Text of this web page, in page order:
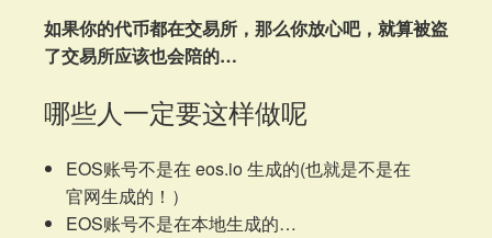
如果你的代币都在交易所，那么你放心吧，就算被盗
了交易所应该也会陪的…
哪些人一定要这样做呢
EOS账号不是在 eos.io 生成的(也就是不是在
官网生成的！）
EOS账号不是在本地生成的…